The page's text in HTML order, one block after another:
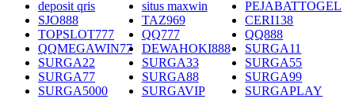
deposit qris
situs maxwin
PEJABATTOGEL
SJO888
TAZ969
CERI138
TOPSLOT777
QQ777
QQ888
QQMEGAWIN77
DEWAHOKI888
SURGA11
SURGA22
SURGA33
SURGA55
SURGA77
SURGA88
SURGA99
SURGA5000
SURGAVIP
SURGAPLAY